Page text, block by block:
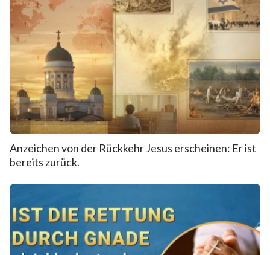
Anzeichen von der Rückkehr Jesus erscheinen: Er ist
bereits zurück.